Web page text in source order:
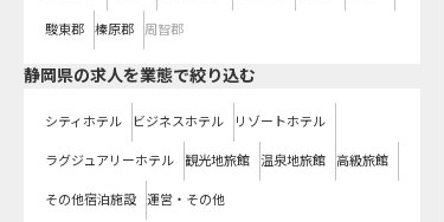
駿東郡 榛原郡 周智郡
静岡県の求人を業態で絞り込む
シティホテル ビジネスホテル リゾートホテル
ラグジュアリーホテル 観光地旅館 温泉地旅館 高級旅館
その他宿泊施設 運営・その他